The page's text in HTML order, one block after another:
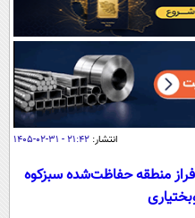
انتشار: ۲۱:۴۲ - ۳۱-۰۲-۱۴۰۵
منطقه حفاظت‌شده سبزکوه